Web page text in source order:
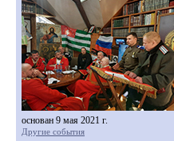
основан 9 мая 2021 г.
Другие события